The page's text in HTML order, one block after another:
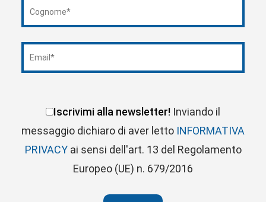
Iscrivimi alla newsletter! Inviando il
messaggio dichiaro di aver letto INFORMATIVA
PRIVACYai sensi dell'art. 13 del Regolamento
Europeo (UE) n. 679/2016